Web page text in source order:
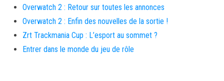
Overwatch 2 : Retour sur toutes les annonces
Overwatch 2 : Enfin des nouvelles de la sortie !
Zrt Trackmania Cup : L’esport au sommet ?
Entrer dans le monde du jeu de rôle